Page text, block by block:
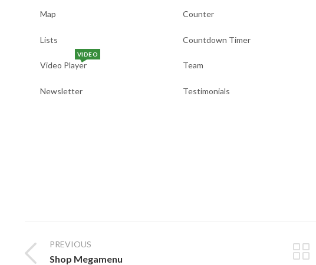
Map
Lists
Video Player
VIDEO
Newsletter
Counter
Countdown Timer
Team
Testimonials
PREVIOUS
Shop Megamenu